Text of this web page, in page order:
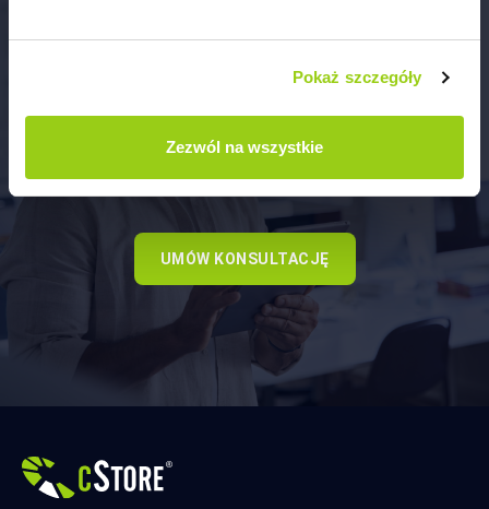
Pokaż szczegóły
Zezwól na wszystkie
przy uruchomieniu platformy do
sprzedaży hurtowej?
UMÓW KONSULTACJĘ